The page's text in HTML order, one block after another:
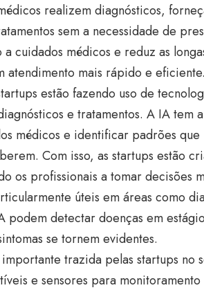
realizem diagnósticos,
sem a necessidade de
a cuidados médicos e reduz as
atendimento mais rápido e eficiente.
estão fazendo uso de
e tratamentos. A IA tem
médicos e identificar padrões
Com isso, as startups estão
os profissionais a tomar decisões
úteis em áreas como
podem detectar doenças em
se tornem evidentes.
trazida pelas startups no
e sensores para monitoramento